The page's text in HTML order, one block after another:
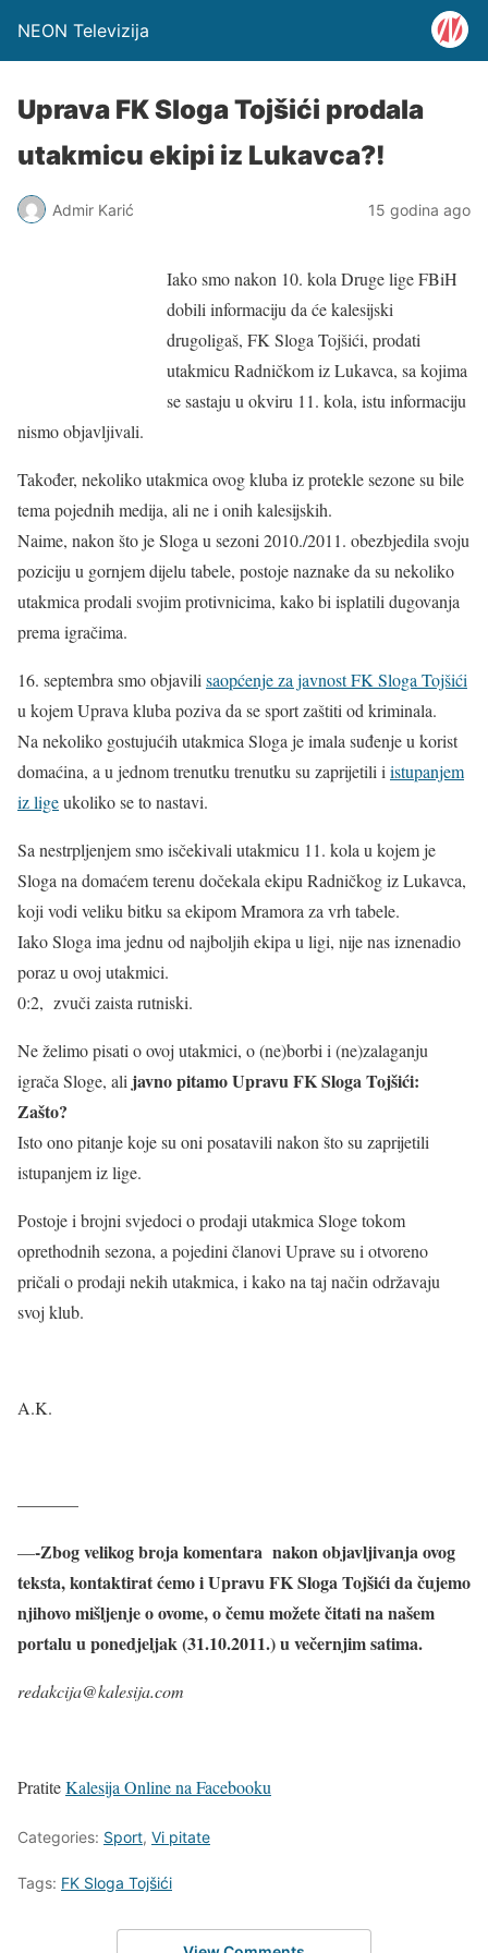
NEON Televizija
Uprava FK Sloga Tojšići prodala
utakmicu ekipi iz Lukavca?!
Admir Karić 15 godina ago
Iako smo nakon 10. kola Druge lige FBiH
dobili informaciju da će kalesijski
drugoligaš, FK Sloga Tojšići, prodati
utakmicu Radničkom iz Lukavca, sa kojima
se sastaju u okviru 11. kola, istu informaciju
nismo objavljivali.
Također, nekoliko utakmica ovog kluba iz protekle sezone su bile
tema pojednih medija, ali ne i onih kalesijskih.
Naime, nakon što je Sloga u sezoni 2010./2011. obezbjedila svoju
poziciju u gornjem dijelu tabele, postoje naznake da su nekoliko
utakmica prodali svojim protivnicima, kako bi isplatili dugovanja
prema igračima.
16. septembra smo objavili saopćenje za javnost FK Sloga Tojšići
u kojem Uprava kluba poziva da se sport zaštiti od kriminala.
Na nekoliko gostujućih utakmica Sloga je imala suđenje u korist
domaćina, a u jednom trenutku trenutku su zaprijetili i istupanjem
iz ligeukoliko se to nastavi.
Sa nestrpljenjem smo isčekivali utakmicu 11. kola u kojem je
Sloga na domaćem terenu dočekala ekipu Radničkog iz Lukavca,
koji vodi veliku bitku sa ekipom Mramora za vrh tabele.
Iako Sloga ima jednu od najboljih ekipa u ligi, nije nas iznenadio
poraz u ovoj utakmici.
0:2, zvuči zaista rutniski.
Ne želimo pisati o ovoj utakmici, o (ne)borbi i (ne)zalaganju
igrača Sloge, ali javno pitamo Upravu FK Sloga Tojšići:
Zašto?
Isto ono pitanje koje su oni posatavili nakon što su zaprijetili
istupanjem iz lige.
Postoje i brojni svjedoci o prodaji utakmica Sloge tokom
oprethodnih sezona, a pojedini članovi Uprave su i otvoreno
pričali o prodaji nekih utakmica, i kako na taj način održavaju
svoj klub.
A.K.
———–
—-Zbog velikog broja komentara nakon objavljivanja ovog
teksta, kontaktirat ćemo i Upravu FK Sloga Tojšići da čujemo
njihovo mišljenje o ovome, o čemu možete čitati na našem
portalu u ponedjeljak (31.10.2011.) u večernjim satima.
redakcija@kalesija.com
PratiteKalesija Online na Facebooku
Categories: Sport, Vi pitate
Tags: FK Sloga Tojšići